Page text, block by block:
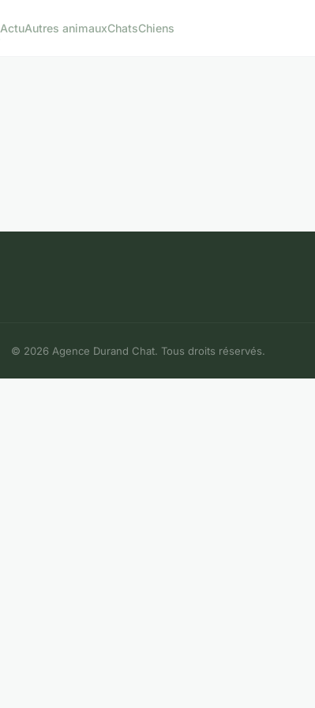
ActuAutres animauxChatsChiens
© 2026 Agence Durand Chat. Tous droits réservés.